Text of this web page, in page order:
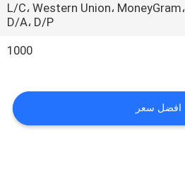
L/C، Western Union، MoneyGram،
D/A، D/P
1000
افضل سعر